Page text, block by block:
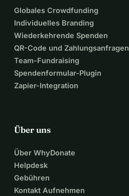
Globales Crowdfunding
Individuelles Branding
Wiederkehrende Spenden
QR-Code und Zahlungsanfragen
Team-Fundraising
Spendenformular-Plugin
Zapier-Integration
Über uns
Über WhyDonate
Helpdesk
Gebühren
Kontakt Aufnehmen